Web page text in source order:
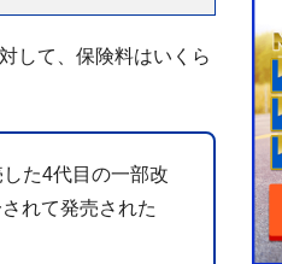
して、保険料はいくら
た4代目の一部改
れて発売された